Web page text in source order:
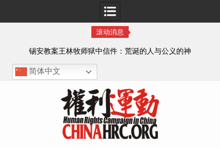
滚动消息
锡安教案王林牧师狱中信件：荒诞的人与公义的神
简体中文